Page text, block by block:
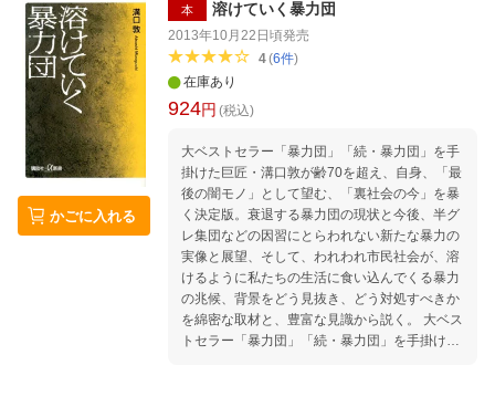
かごに入れる
本 溶けていく暴力団
2013年10月22日頃発売
4(6件)
在庫あり
924円 (税込)
大ベストセラー「暴力団」「続・暴力団」を手
掛けた巨匠・溝口敦が齢70を超え、自身、「最
後の闇モノ」として望む、「裏社会の今」を暴
く決定版。衰退する暴力団の現状と今後、半グ
レ集団などの因習にとらわれない新たな暴力の
実像と展望、そして、われわれ市民社会が、溶
けるように私たちの生活に食い込んでくる暴力
の兆候、背景をどう見抜き、どう対処すべきか
を綿密な取材と、豊富な見識から説く。 大ベス
トセラー「暴力団」「続・暴力団」を手掛け、